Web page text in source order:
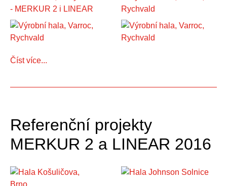
Číst více...
Referenční projekty
MERKUR 2 a LINEAR 2016